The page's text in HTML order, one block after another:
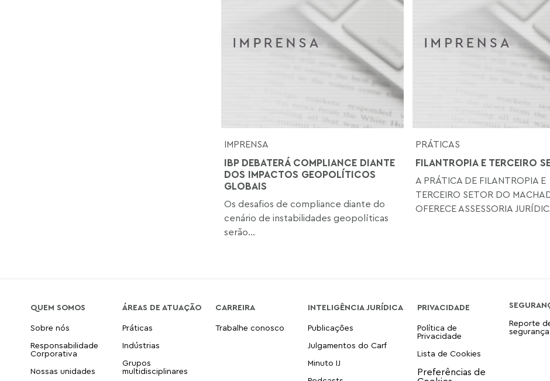
IMPRENSA
IBP DEBATERÁ COMPLIANCE DIANTE
DOS IMPACTOS GEOPOLÍTICOS
GLOBAIS
Os desafios de compliance diante do
cenário de instabilidades geopolíticas
serão...
PRÁTICAS
FILANTROPIA E TERCEIRO
A PRÁTICA DE FILANTROPIA E
TERCEIRO SETOR DO
OFERECE ASSESSORIA
QUEM SOMOS
Sobre nós
Responsabilidade
Corporativa
Nossas unidades
ÁREAS DE ATUAÇÃO
Práticas
Indústrias
Grupos
multidisciplinares
CARREIRA
Trabalhe conosco
INTELIGÊNCIA JURÍDICA
Publicações
Julgamentos do Carf
Minuto IJ
PRIVACIDADE
Política de
Privacidade
Lista de Cookies
Reporte